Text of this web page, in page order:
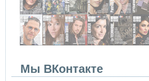
Мы ВКонтакте